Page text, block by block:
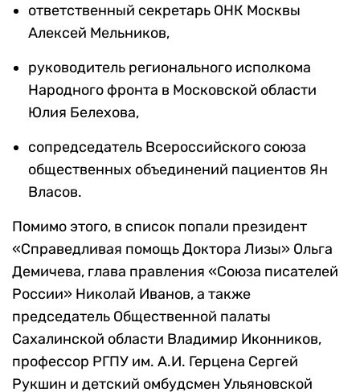
ответственный секретарь ОНК Москвы
Алексей Мельников,
руководитель регионального исполкома
Народного фронта в Московской области
Юлия Белехова,
сопредседатель Всероссийского союза
общественных объединений пациентов Ян
Власов.
Помимо этого, в список попали президент
«Справедливая помощь Доктора Лизы» Ольга
Демичева, глава правления «Союза писателей
России» Николай Иванов, а также
председатель Общественной палаты
Сахалинской области Владимир Иконников,
профессор РГПУ им. А.И. Герцена Сергей
Рукшин и детский омбудсмен Ульяновской